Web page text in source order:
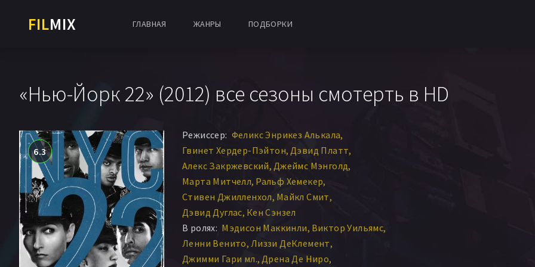
FILMIX ГЛАВНАЯ ЖАНРЫ ПОДБОРКИ
«Нью-Йорк 22» (2012) все сезоны смотерть в HD
6.3
Режиссер: Феликс Энрикез Алькала
Гвинет Хердер-Пэйтон Дэвид Платт
Алекс Закржевский Джеймс Мэнголд
Марта Митчелл Ральф Хемекер
Стивен Джилленхол Майкл Смит
Дэвид Дуглас Кен Сэнзел
В ролях: Мэдисон Маккинли Виктор Уильямс
Ленни Венито Лиззи ДеКлемент
Джимми Гари мл. Дрена Де Ниро